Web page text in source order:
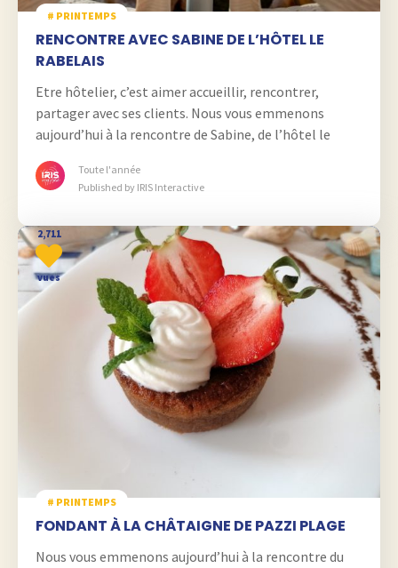
# PRINTEMPS
RENCONTRE AVEC SABINE DE L’HÔTEL LE
RABELAIS
Etre hôtelier, c’est aimer accueillir, rencontrer,
partager avec ses clients. Nous vous emmenons
aujourd’hui à la rencontre de Sabine, de l’hôtel le
Toute l'année
Published by IRIS Interactive
2,711
vues
# PRINTEMPS
FONDANT À LA CHÂTAIGNE DE PAZZI PLAGE
Nous vous emmenons aujourd’hui à la rencontre du